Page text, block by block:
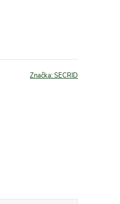
Značka:SECRID